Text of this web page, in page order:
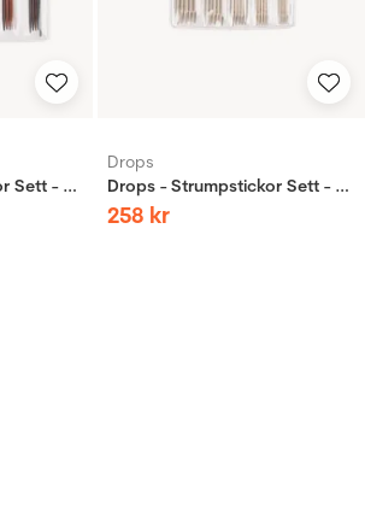
Drops - Strumpstickor Sett - Björk - Pro Romance
Drops
Drops - Strumpstickor Sett - Mässing - Pro Classic
258 kr